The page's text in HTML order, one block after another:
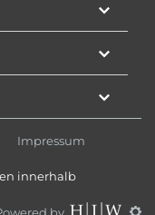
Impressum
innerhalb
by